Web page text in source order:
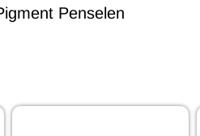
Penselen